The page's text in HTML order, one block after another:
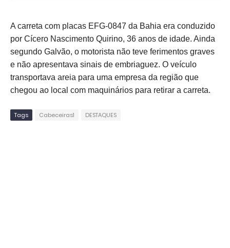
A carreta com placas EFG-0847 da Bahia era conduzido
por Cícero Nascimento Quirino, 36 anos de idade. Ainda
segundo Galvão, o motorista não teve ferimentos graves
e não apresentava sinais de embriaguez. O veículo
transportava areia para uma empresa da região que
chegou ao local com maquinários para retirar a carreta.
Tags Cabeceiras1 DESTAQUES